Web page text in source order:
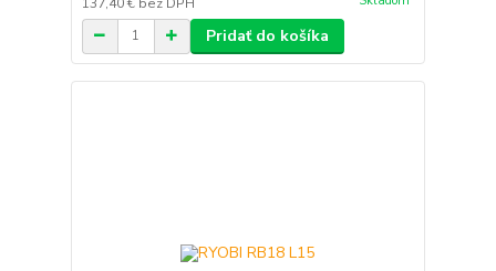
Pridať do košíka